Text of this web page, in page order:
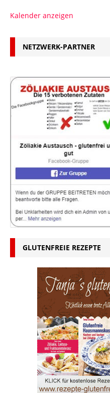
Kalender anzeigen
NETZWERK-PARTNER
GLUTENFREIE REZEPTE